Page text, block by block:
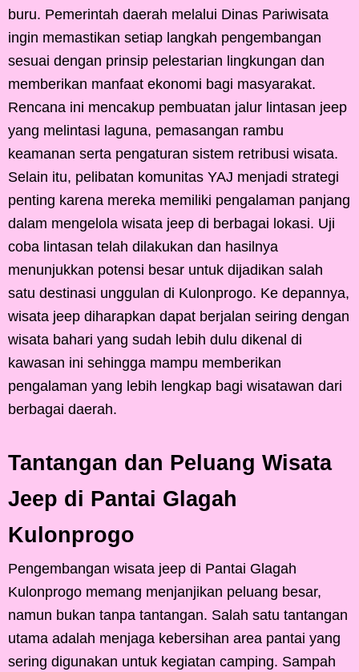
buru. Pemerintah daerah melalui Dinas Pariwisata
ingin memastikan setiap langkah pengembangan
sesuai dengan prinsip pelestarian lingkungan dan
memberikan manfaat ekonomi bagi masyarakat.
Rencana ini mencakup pembuatan jalur lintasan jeep
yang melintasi laguna, pemasangan rambu
keamanan serta pengaturan sistem retribusi wisata.
Selain itu, pelibatan komunitas YAJ menjadi strategi
penting karena mereka memiliki pengalaman panjang
dalam mengelola wisata jeep di berbagai lokasi. Uji
coba lintasan telah dilakukan dan hasilnya
menunjukkan potensi besar untuk dijadikan salah
satu destinasi unggulan di Kulonprogo. Ke depannya,
wisata jeep diharapkan dapat berjalan seiring dengan
wisata bahari yang sudah lebih dulu dikenal di
kawasan ini sehingga mampu memberikan
pengalaman yang lebih lengkap bagi wisatawan dari
berbagai daerah.
Tantangan dan Peluang Wisata
Jeep di Pantai Glagah
Kulonprogo
Pengembangan wisata jeep di Pantai Glagah
Kulonprogo memang menjanjikan peluang besar,
namun bukan tanpa tantangan. Salah satu tantangan
utama adalah menjaga kebersihan area pantai yang
sering digunakan untuk kegiatan camping. Sampah